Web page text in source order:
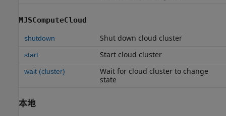
MJSComputeCloud
shutdown Shut down cloud cluster
start Start cloud cluster
wait (cluster)
Wait for cloud cluster to change
state
本地